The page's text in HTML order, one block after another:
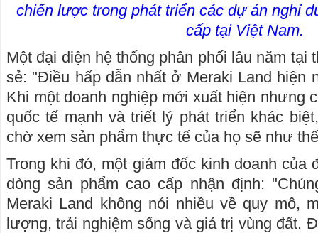
chiến lược trong phát triển các dự án nghỉ
cấp tại Việt Nam.
Một đại diện hệ thống phân phối lâu năm tại
sẻ: "Điều hấp dẫn nhất ở Meraki Land hiện
Khi một doanh nghiệp mới xuất hiện nhưng
quốc tế mạnh và triết lý phát triển khác
chờ xem sản phẩm thực tế của họ sẽ như
Trong khi đó, một giám đốc kinh doanh của
dòng sản phẩm cao cấp nhận định:
Meraki Land không nói nhiều về quy mô,
lượng, trải nghiệm sống và giá trị vùng đất.